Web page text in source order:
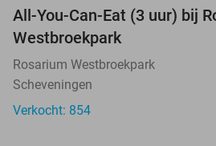
All-You-Can-Eat (3 uur) bij
Westbroekpark
Rosarium Westbroekpark
Scheveningen
Verkocht: 854